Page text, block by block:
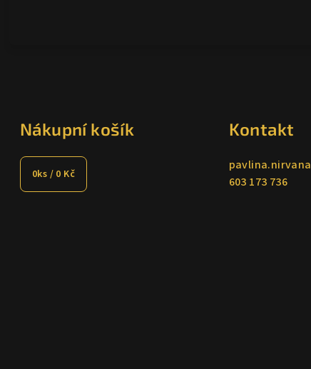
Nákupní košík
0ks / 0 Kč
Kontakt
pavlina.nirvana
603 173 736